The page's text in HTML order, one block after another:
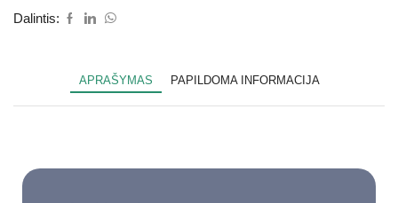
Dalintis:
APRAŠYMAS PAPILDOMA INFORMACIJA